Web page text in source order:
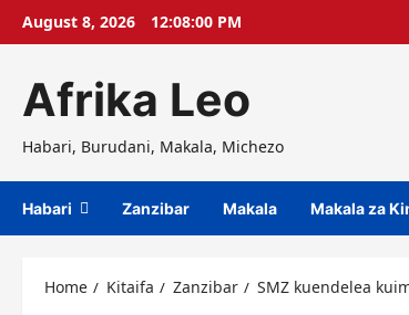
SkipAugust 8, 2026 12:08:01 PM
Afrika Leo
Habari, Burudani, Makala, Michezo
Habari Zanzibar Makala Makala za
Home Kitaifa Zanzibar SMZ kuendelea